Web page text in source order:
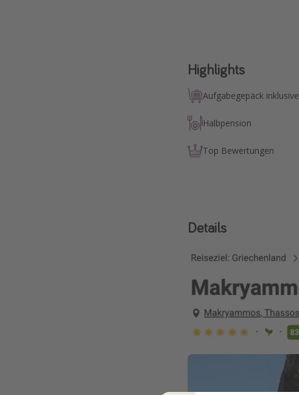
Highlights
Aufgabegepäck inklusive
Halbpension
Top Bewertungen
Details